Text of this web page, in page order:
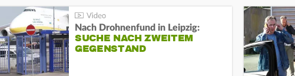
Nach Drohnenfund in Leipzig:
SUCHE NACH ZWEITEM
GEGENSTAND